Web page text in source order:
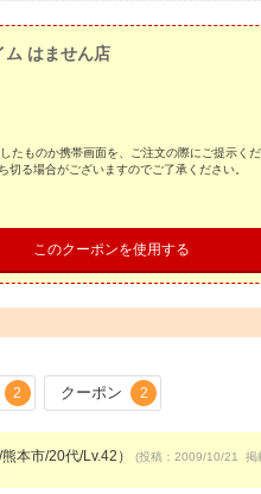
ム はません店
ものか携帯画面を、ご注文の際にご提示く
る場合がございますのでご了承ください。
このクーポンを使用する
2 クーポン 2
本市/20代/Lv.42） (投稿：2009/10/21 掲